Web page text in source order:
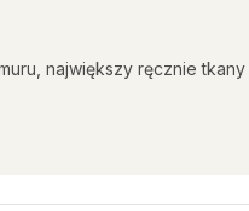
największy ręcznie tkany